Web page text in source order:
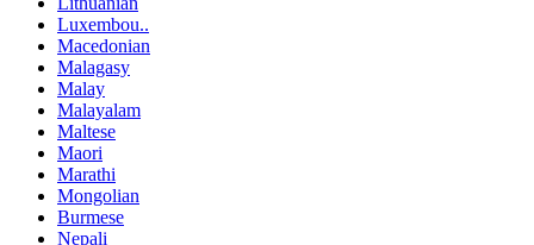
Luxembou..
Macedonian
Malagasy
Malay
Malayalam
Maltese
Maori
Marathi
Mongolian
Burmese
Nepali